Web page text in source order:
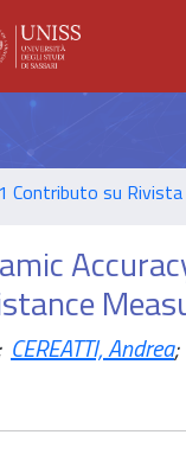
1 Contributo su Rivista
CEREATTI, Andrea;